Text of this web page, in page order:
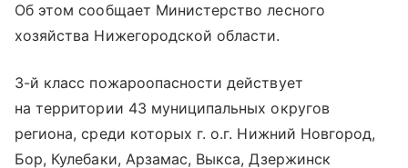
Об этом сообщает Министерство лесного
хозяйства Нижегородской области.
3-й класс пожароопасности действует
на территории 43 муниципальных округов
региона, среди которых г. о.г. Нижний Новгород,
Бор, Кулебаки, Арзамас, Выкса, Дзержинск